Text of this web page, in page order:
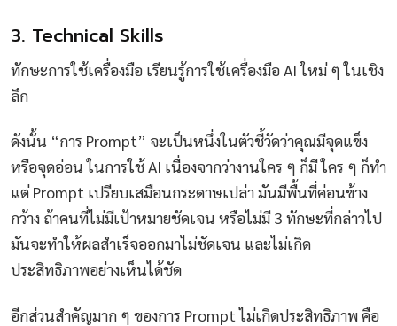
3. Technical Skills
ทักษะการใช้เครื่องมือ เรียนรู้การใช้เครื่องมือ AI ใหม่ ๆ ในเชิง
ลึก
ดังนั้น “การ Prompt” จะเป็นหนึ่งในตัวชี้วัดว่าคุณมีจุดแข็ง
หรือจุดอ่อน ในการใช้ AI เนื่องจากว่างานใคร ๆ ก็มี ใคร ๆ ก็ทำ
แต่ Prompt เปรียบเสมือนกระดาษเปล่า มันมีพื้นที่ค่อนข้าง
กว้าง ถ้าคนที่ไม่มีเป้าหมายชัดเจน หรือไม่มี 3 ทักษะที่กล่าวไป
มันจะทำให้ผลสำเร็จออกมาไม่ชัดเจน และไม่เกิด
ประสิทธิภาพอย่างเห็นได้ชัด
อีกส่วนสำคัญมาก ๆ ของการ Prompt ไม่เกิดประสิทธิภาพ คือ